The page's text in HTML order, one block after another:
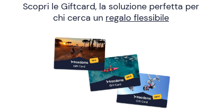
Scopri le Giftcard, la soluzione perfetta per
chi cerca un regalo flessibile